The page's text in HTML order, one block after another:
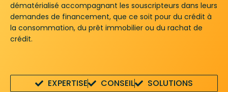
dématérialisé accompagnant les souscripteurs dans leurs
demandes de financement, que ce soit pour du crédit à
la consommation, du prêt immobilier ou du rachat de
crédit.
EXPERTISE CONSEIL SOLUTIONS